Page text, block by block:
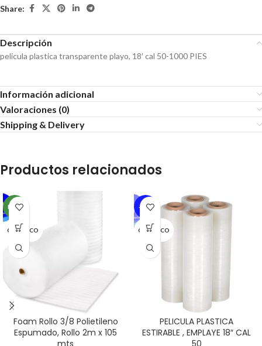
Share:
Descripción
pelicula plastica transparente playo, 18′ cal 50-1000 PIES
Información adicional
Valoraciones (0)
Shipping & Delivery
Productos relacionados
NEW
GENERICO
Foam Rollo 3/8 Polietileno
Espumado, Rollo 2m x 105
-30%
GENERICO
PELICULA PLASTICA
ESTIRABLE , EMPLAYE 18″ CAL